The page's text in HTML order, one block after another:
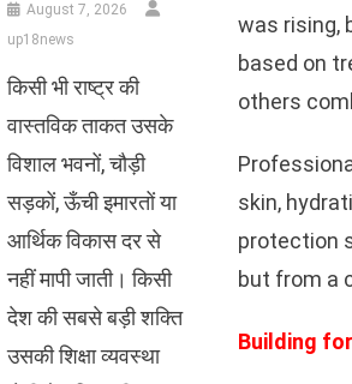
was rising,
based on
others
skin,
protection
but from a
Building
August 7, 2026
up18news
किसी भी राष्ट्र की
वास्तविक ताकत उसके
विशाल भवनों, चौड़ी
सड़कों, ऊँची इमारतों या
आर्थिक विकास दर से
नहीं मापी जाती। किसी
देश की सबसे बड़ी शक्ति
उसकी शिक्षा व्यवस्था